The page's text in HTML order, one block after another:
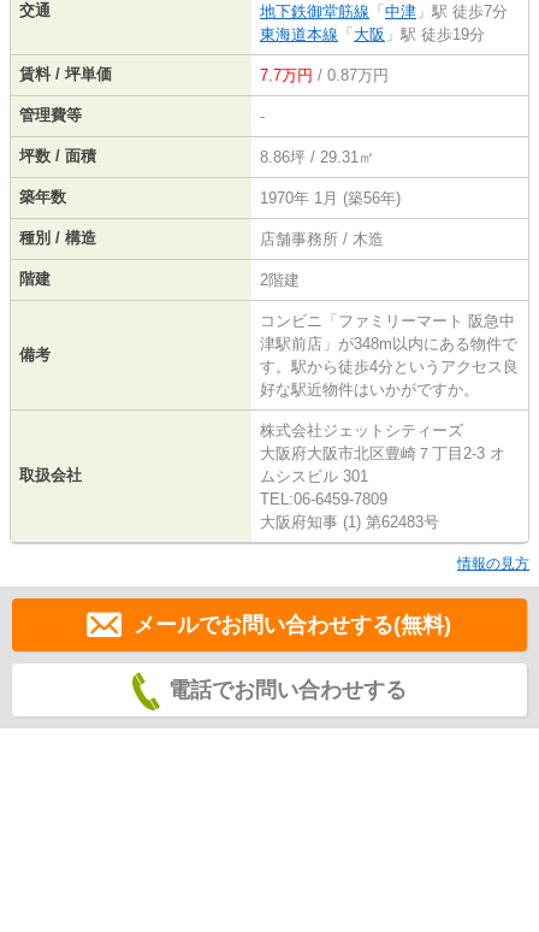
交通
地下鉄御堂筋線 「 中津 」駅 徒歩7分
東海道本線 「 大阪 」駅 徒歩19分
賃料 / 坪単価 7.7万円 / 0.87万円
管理費等 -
坪数 / 面積 8.86坪 / 29.31㎡
築年数 1970年 1月 (築56年)
種別 / 構造 店舗事務所 / 木造
階建 2階建
備考
コンビニ「ファミリーマート 阪急中
津駅前店」が348m以内にある物件で
す。駅から徒歩4分というアクセス良
好な駅近物件はいかがですか。
取扱会社
株式会社ジェットシティーズ
大阪府大阪市北区豊崎７丁目2-3 オ
ムシスビル 301
TEL:06-6459-7809
大阪府知事 (1) 第62483号
情報の見方
メールでお問い合わせする(無料)
電話でお問い合わせする